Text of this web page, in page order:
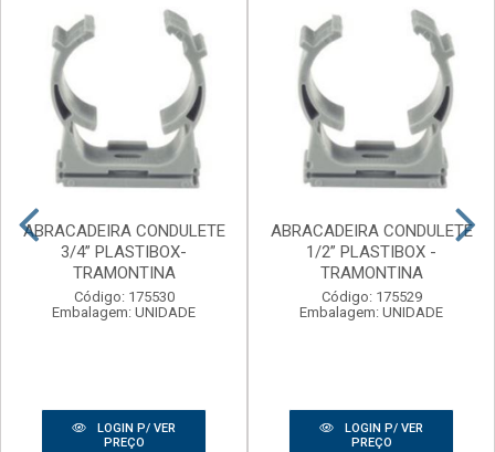
ABRACADEIRA CONDULETE
3/4” PLASTIBOX-
TRAMONTINA
Código: 175530
Embalagem: UNIDADE
LOGIN P/ VER
PREÇO
ABRACADEIRA CONDULETE
1/2” PLASTIBOX -
TRAMONTINA
Código: 175529
Embalagem: UNIDADE
LOGIN P/ VER
PREÇO